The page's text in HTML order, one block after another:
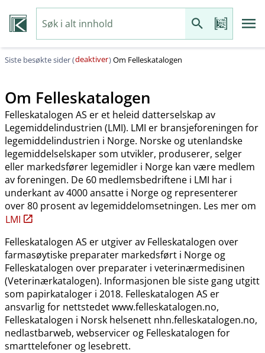
Siste besøkte sider (deaktiver)Om Felleskatalogen
Om Felleskatalogen
Felleskatalogen AS er et heleid datterselskap av
Legemiddelindustrien (LMI). LMI er bransjeforeningen for
legemiddelindustrien i Norge. Norske og utenlandske
legemiddelselskaper som utvikler, produserer, selger
eller markedsfører legemidler i Norge kan være medlem
av foreningen. De 60 medlemsbedriftene i LMI har i
underkant av 4000 ansatte i Norge og representerer
over 80 prosent av legemiddelomsetningen. Les mer om
LMI
Felleskatalogen AS er utgiver av Felleskatalogen over
farmasøytiske preparater markedsført i Norge og
Felleskatalogen over preparater i veterinærmedisinen
(Veterinærkatalogen). Informasjonen ble siste gang utgitt
som papirkataloger i 2018. Felleskatalogen AS er
ansvarlig for nettstedet www.felleskatalogen.no,
Felleskatalogen i Norsk helsenett nhn.felleskatalogen.no,
nedlastbarweb, webservicer og Felleskatalogen for
smarttelefoner og lesebrett.